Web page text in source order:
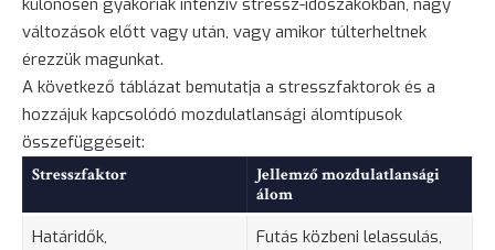
különösen gyakoriak intenzív stressz-időszakokban, nagy
változások előtt vagy után, vagy amikor túlterheltnek
érezzük magunkat.
A következő táblázat bemutatja a stresszfaktorok és a
hozzájuk kapcsolódó mozdulatlansági álomtípusok
összefüggéseit:
Stresszfaktor
Jellemző mozdulatlansági
álom
Határidők,
Futás közbeni lelassulás,